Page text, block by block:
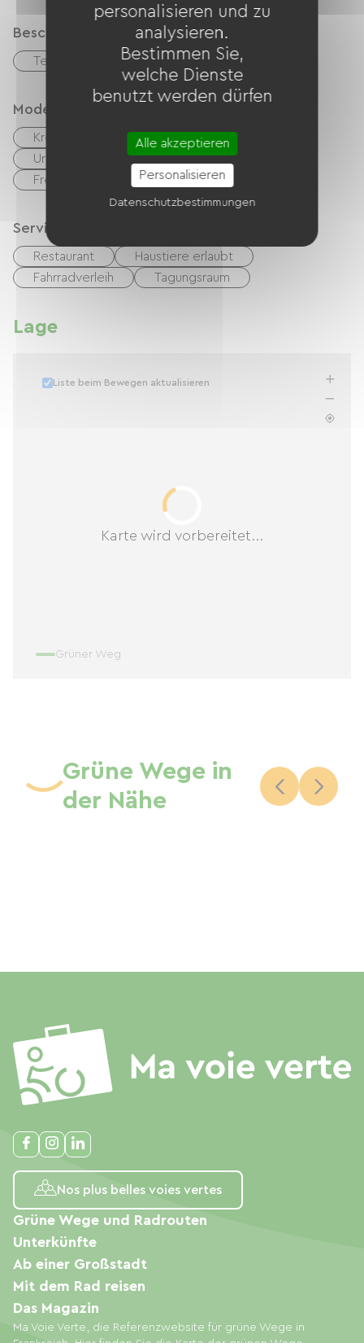
Beschreibung
Terrasse
Modes de paiement
Kreditkarte Schecks
Bargeld
Urlaubsgutscheine (ANCV)
Transfer
Fremdwährung
Mandat International
Services
Restaurant
Haustiere erlaubt
Fahrradverleih
Tagungsraum
Lage
Karte wird vorbereitet...
Liste beim Bewegen aktualisieren
Grüner Weg
Grüne Wege in
der Nähe
Nos plus belles voies vertes
Ma Voie Verte, die Referenzwebsite für grüne Wege in
Grüne Wege und Radrouten
Unterkünfte
Ab einer Großstadt
Mit dem Rad reisen
Das Magazin
personalisieren und zu
analysieren.
Bestimmen Sie,
welche Dienste
benutzt werden dürfen
Alle akzeptieren
Personalisieren
Datenschutzbestimmungen